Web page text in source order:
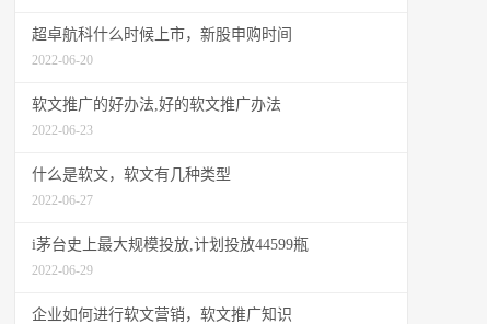
超卓航科什么时候上市，新股申购时间
2022-06-20
软文推广的好办法,好的软文推广办法
2022-06-23
什么是软文，软文有几种类型
2022-06-27
i茅台史上最大规模投放,计划投放44599瓶
2022-06-29
企业如何进行软文营销，软文推广知识